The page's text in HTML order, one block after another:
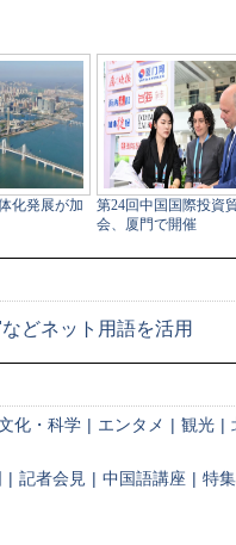
どネット用語を活用
化・科学 | エンタメ | 観光 |
| 記者会見 | 中国語講座 | 特